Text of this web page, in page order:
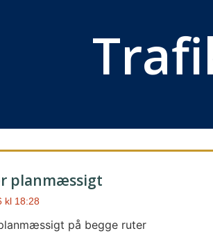
planmæssigt
18:28
på begge ruter